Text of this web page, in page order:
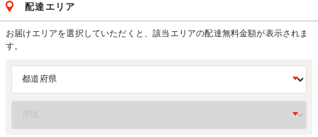
配達エリア
お届けエリアを選択していただくと、該当エリアの配達無料金額が表示されま
す。